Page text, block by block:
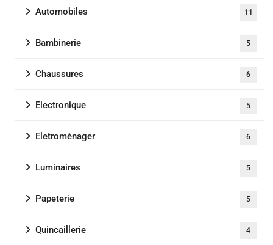
Automobiles 11
Bambinerie 5
Chaussures 6
Electronique 5
Eletromènager 6
Luminaires 5
Papeterie 5
Quincaillerie 4